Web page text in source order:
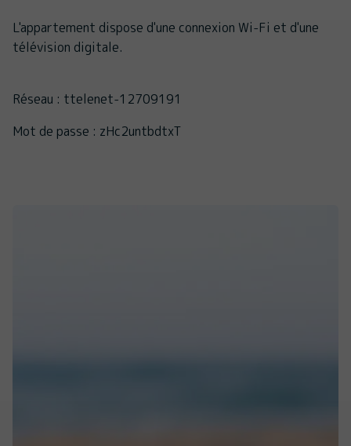
L'appartement dispose d'une connexion Wi-Fi et d'une
télévision digitale.
Réseau : ttelenet-12709191
Mot de passe : zHc2untbdtxT